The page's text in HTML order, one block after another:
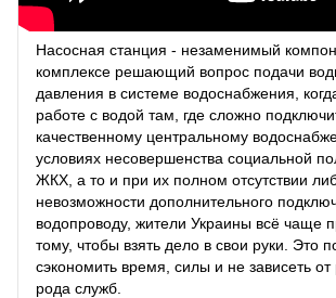
Насосная станция - незаменимый
комплексе решающий вопрос подачи
давления в системе водоснабжения,
работе с водой там, где сложно
качественному центральному
условиях несовершенства социальной
ЖКХ, а то и при их полном отсутствии
невозможности дополнительного
водопроводу, жители Украины всё чаще
тому, чтобы взять дело в свои руки. Это
сэкономить время, силы и не зависеть от
рода служб.